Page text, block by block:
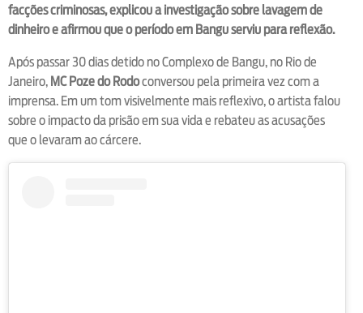
facções criminosas, explicou a investigação sobre lavagem de
dinheiro e afirmou que o período em Bangu serviu para reflexão.
Após passar 30 dias detido no Complexo de Bangu, no Rio de
Janeiro, MC Poze do Rodoconversou pela primeira vez com a
imprensa. Em um tom visivelmente mais reflexivo, o artista falou
sobre o impacto da prisão em sua vida e rebateu as acusações
que o levaram ao cárcere.